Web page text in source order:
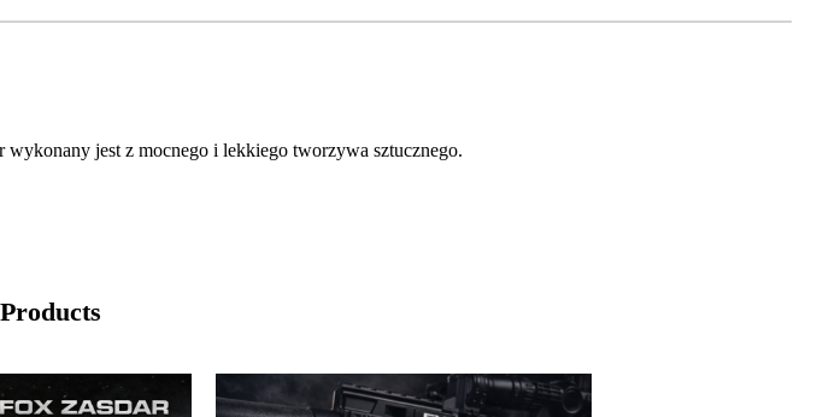
jest z mocnego i lekkiego tworzywa sztucznego.